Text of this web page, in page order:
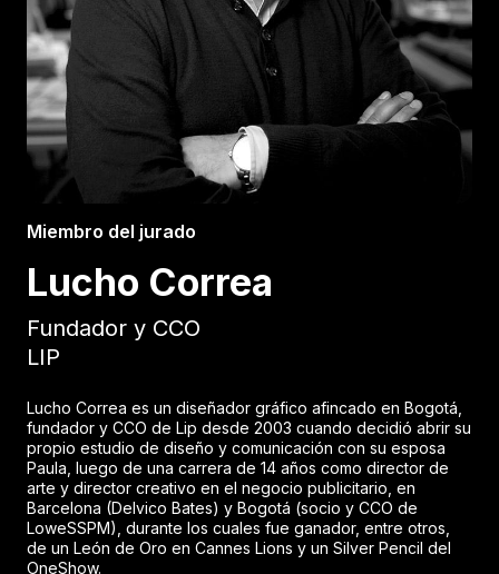
Miembro del jurado
Lucho Correa
Fundador y CCO
LIP
Lucho Correa es un diseñador gráfico afincado en Bogotá,
fundador y CCO de Lip desde 2003 cuando decidió abrir su
propio estudio de diseño y comunicación con su esposa
Paula, luego de una carrera de 14 años como director de
arte y director creativo en el negocio publicitario, en
Barcelona (Delvico Bates) y Bogotá (socio y CCO de
LoweSSPM), durante los cuales fue ganador, entre otros,
de un León de Oro en Cannes Lions y un Silver Pencil del
OneShow.